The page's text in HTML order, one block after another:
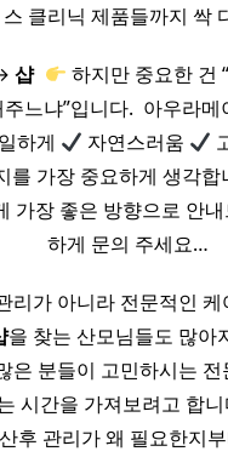
스 클리닉 제품들까지 싹
샵​
하지만 중요한 건
느냐”입니다. ​ 아우라메
하게 자연스러움
를 가장 중요하게 생각합
가장 좋은 방향으로 안
하게 문의 주세요…
리가 아니라 전문적인
을 찾는 산모님들도 많아
은 분들이 고민하시는 전
시간을 가져보려고 합
후 관리가 왜 필요한지